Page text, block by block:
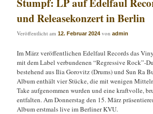
Stumpf: LP auf Edelfaul
und Releasekonzert in Berlin
Veröffentlicht am12. Februar 2024 vonadmin
Im März veröffentlichen Edelfaul Records das
mit dem Label verbundenen “Regressive Rock”-
bestehend aus Ilia Gorovitz (Drums) und Sun Ra
Album enthält vier Stücke, die mit wenigen
Take aufgenommen wurden und eine kraftvolle,
entfalten. Am Donnerstag den 15. März
Album erstmals live im Berliner KVU.